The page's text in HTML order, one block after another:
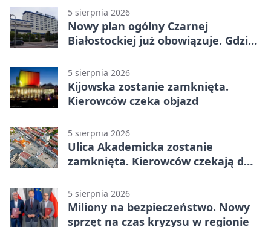
5 sierpnia 2026
Nowy plan ogólny Czarnej
Białostockiej już obowiązuje. Gdzie
5 sierpnia 2026
Kijowska zostanie zamknięta.
Kierowców czeka objazd
5 sierpnia 2026
Ulica Akademicka zostanie
zamknięta. Kierowców czekają dwa
5 sierpnia 2026
Miliony na bezpieczeństwo. Nowy
sprzęt na czas kryzysu w regionie